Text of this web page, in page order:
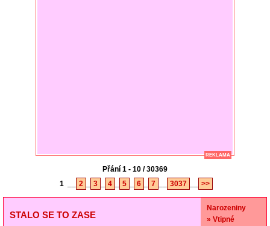
REKLAMA
Přání 1 - 10 / 30369
1
2 3 4 5 6 7 3037 >>
STALO SE TO ZASE
Narozeniny
» Vtipné